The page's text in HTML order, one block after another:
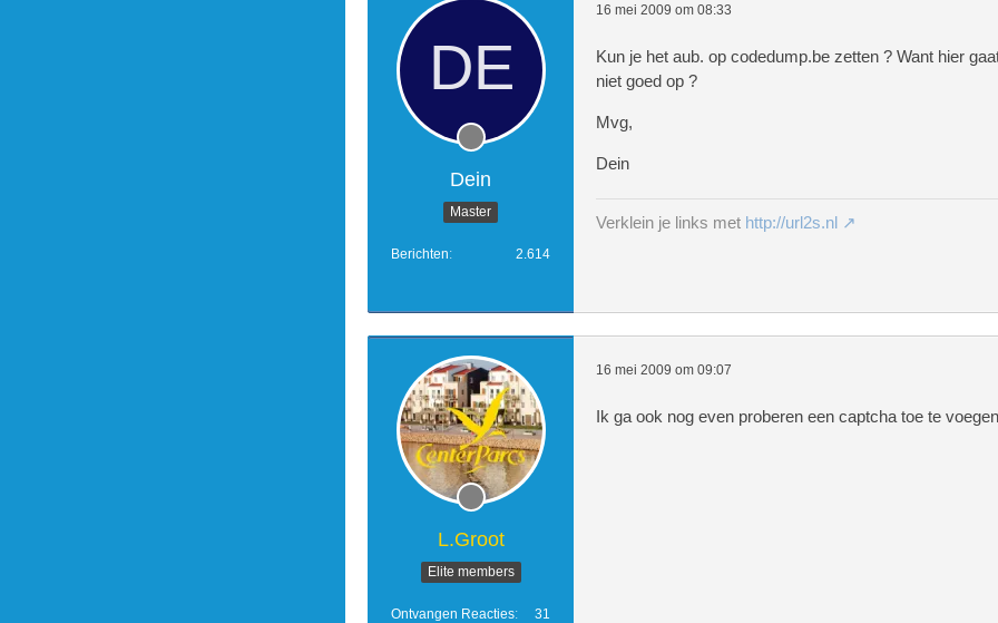
Dein
Master
Berichten 2.614
16 mei 2009 om 08:33
Kun je het aub. op codedump.be zetten ? Want hier
niet goed op ?
Mvg,
Dein
Verklein je links met http://url2s.nl
L.Groot
Elite members
Ontvangen Reacties
31
16 mei 2009 om 09:07
Ik ga ook nog even proberen een captcha toe te